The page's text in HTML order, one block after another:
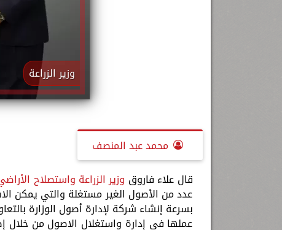
وزير الزراعة
محمد عبد المنصف
قال علاء فاروق وزير الزراعة واستصلاح
عدد من الأصول الغير مستغلة والتي يمكن
بسرعة إنشاء شركة لإدارة أصول الوزارة
عملها في إدارة واستغلال الاصول من خلال